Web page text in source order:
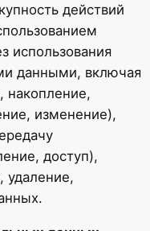
действий
использования
данными, включая
накопление,
изменение),
доступ),
удаление,